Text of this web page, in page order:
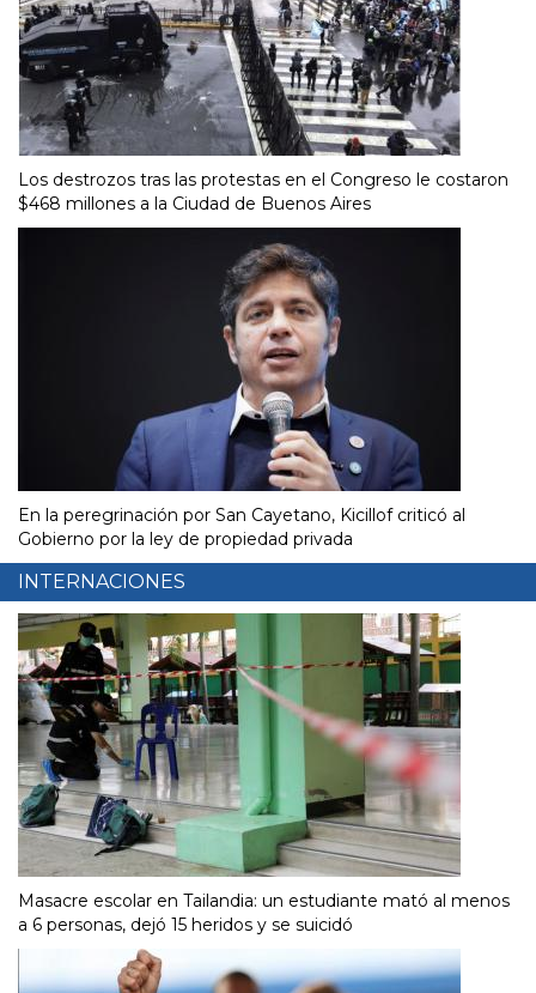
Los destrozos tras las protestas en el Congreso le costaron
$468 millones a la Ciudad de Buenos Aires
En la peregrinación por San Cayetano, Kicillof criticó al
Gobierno por la ley de propiedad privada
INTERNACIONES
Masacre escolar en Tailandia: un estudiante mató al menos
a 6 personas, dejó 15 heridos y se suicidó